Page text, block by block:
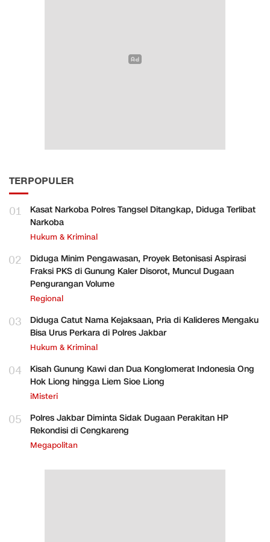
TERPOPULER
01
Kasat Narkoba Polres Tangsel Ditangkap, Diduga Terlibat
Narkoba
Hukum & Kriminal
02
Diduga Minim Pengawasan, Proyek Betonisasi Aspirasi
Fraksi PKS di Gunung Kaler Disorot, Muncul Dugaan
Pengurangan Volume
Regional
03
Diduga Catut Nama Kejaksaan, Pria di Kalideres Mengaku
Bisa Urus Perkara di Polres Jakbar
Hukum & Kriminal
04
Kisah Gunung Kawi dan Dua Konglomerat Indonesia Ong
Hok Liong hingga Liem Sioe Liong
iMisteri
05
Polres Jakbar Diminta Sidak Dugaan Perakitan HP
Rekondisi di Cengkareng
Megapolitan